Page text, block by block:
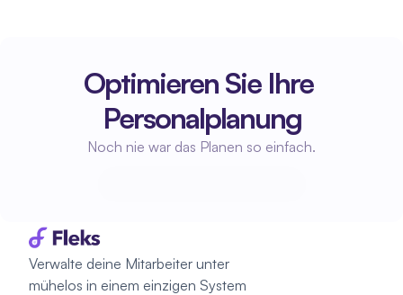
Optimieren Sie Ihre
Personalplanung
Noch nie war das Planen so einfach.
Verwalte deine Mitarbeiter unter
mühelos in einem einzigen System